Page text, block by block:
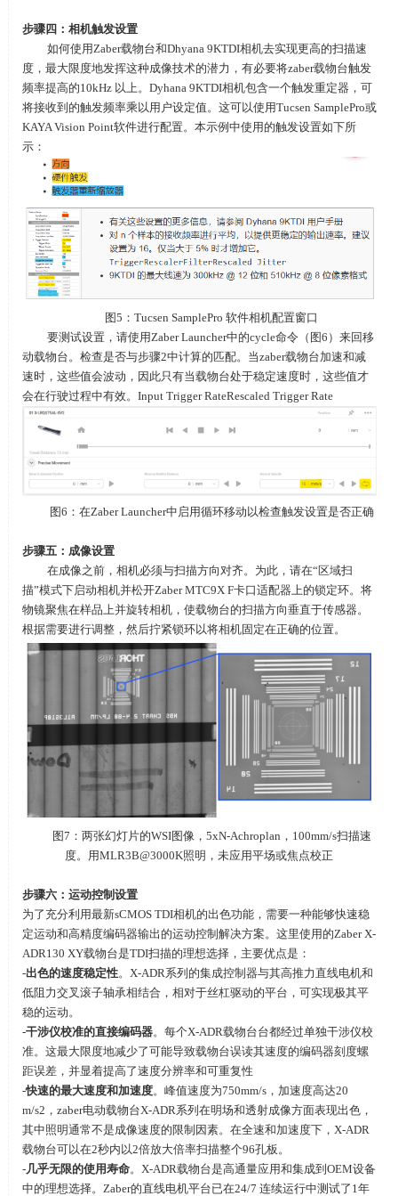
步骤四：相机触发设置
如何使用Zaber载物台和Dhyana 9KTDI相机去实现更高的扫描速
度，最大限度地发挥这种成像技术的潜力，有必要将zaber载物台触发
频率提高的10kHz 以上。 Dyhana 9KTDI相机包含一个触发重定器，可
将接收到的触发频率乘以用户设定值。这可以使用Tucsen SamplePro或
KAYA Vision Point软件进行配置。本示例中使用的触发设置如下所
示：
图5 ：Tucsen SamplePro软件相机配置窗口
要测试设置，请使用Zaber Launcher中的cycle命令（图6）来回移
动载物台。检查是否与步骤2中计算的匹配。当zaber载物台加速和减
速时，这些值会波动，因此只有当载物台处于稳定速度时，这些值才
会在行驶过程中有效。Input Trigger RateRescaled Trigger Rate
图6：在Zaber Launcher中启用循环移动以检查触发设置是否正确
步骤五：成像设置
在成像之前，相机必须与扫描方向对齐。为此，请在“区域扫
描”模式下启动相机并松开Zaber MTC9X F卡口适配器上的锁定环。将
物镜聚焦在样品上并旋转相机，使载物台的扫描方向垂直于传感器。
根据需要进行调整，然后拧紧锁环以将相机固定在正确的位置。
图7：两张幻灯片的WSI图像，5xN-Achroplan，100mm/s扫描速
度。用MLR3B@3000K照明，未应用平场或焦点校正
步骤六：运动控制设置
为了充分利用最新sCMOS TDI相机的出色功能，需要一种能够快速稳
定运动和高精度编码器输出的运动控制解决方案。这里使用的Zaber X-
ADR130 XY载物台是TDI扫描的理想选择，主要优点是：
-出色的速度稳定性。X-ADR系列的集成控制器与其高推力直线电机和
低阻力交叉滚子轴承相结合，相对于丝杠驱动的平台，可实现极其平
稳的运动。
-干涉仪校准的直接编码器。每个X-ADR载物台台都经过单独干涉仪校
准。这最大限度地减少了可能导致载物台误读其速度的编码器刻度螺
距误差，并显着提高了速度分辨率和可重复性
-快速的最大速度和加速度。峰值速度为750mm/s，加速度高达20
m/s2，zaber电动载物台X-ADR系列在明场和透射成像方面表现出色，
其中照明通常不是成像速度的限制因素。在全速和加速度下，X-ADR
载物台可以在2秒内以2倍放大倍率扫描整个96孔板。
-几乎无限的使用寿命。X-ADR载物台是高通量应用和集成到OEM设备
中的理想选择。Zaber的直线电机平台已在24/7 连续运行中测试了1年